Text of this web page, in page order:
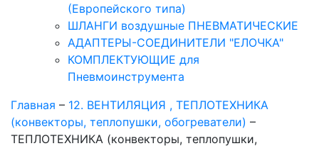
(Европейского типа)
ШЛАНГИ воздушные ПНЕВМАТИЧЕСКИЕ
АДАПТЕРЫ-СОЕДИНИТЕЛИ "ЕЛОЧКА"
КОМПЛЕКТУЮЩИЕ для
Пневмоинструмента
Главная – 12. ВЕНТИЛЯЦИЯ , ТЕПЛОТЕХНИКА
(конвекторы, теплопушки, обогреватели) –
ТЕПЛОТЕХНИКА (конвекторы, теплопушки,